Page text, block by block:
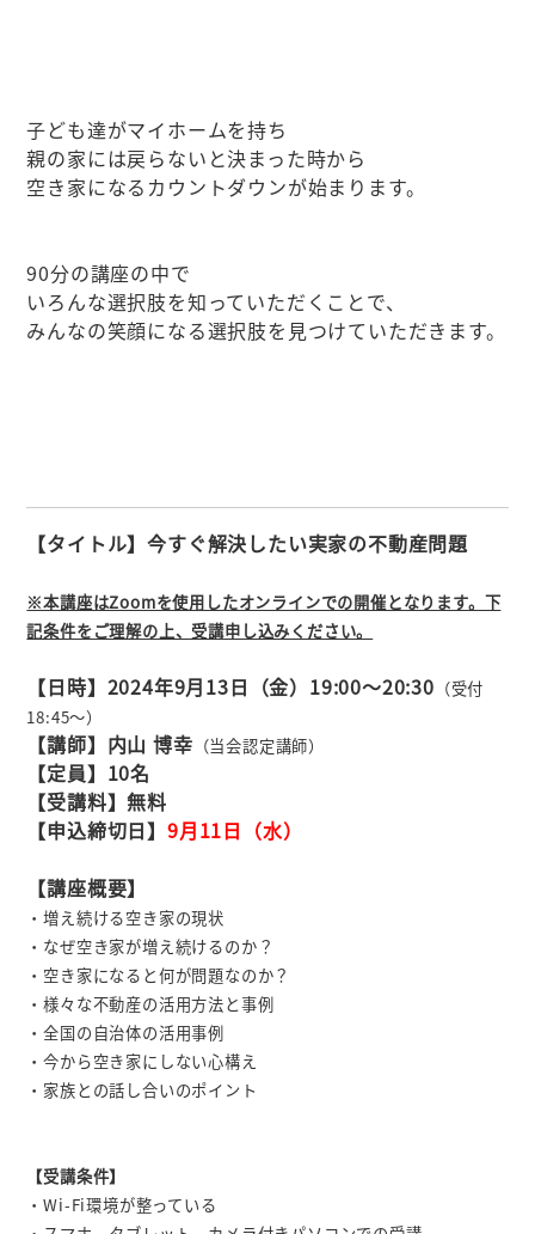
子ども達がマイホームを持ち
親の家には戻らないと決まった時から
空き家になるカウントダウンが始まります。
90分の講座の中で
いろんな選択肢を知っていただくことで、
みんなの笑顔になる選択肢を見つけていただきます。
【タイトル】今すぐ解決したい実家の不動産問題
※本講座はZoomを使用したオンラインでの開催となります。下
記条件をご理解の上、受講申し込みください。
【日時】2024年9月13日（金）19:00～20:30 （受付
18:45～）
【講師】内山 博幸 （当会認定講師）
【定員】10名
【受講料】無料
【申込締切日】9月11日（水）
【講座概要】
・増え続ける空き家の現状
・なぜ空き家が増え続けるのか？
・空き家になると何が問題なのか？
・様々な不動産の活用方法と事例
・全国の自治体の活用事例
・今から空き家にしない心構え
・家族との話し合いのポイント
【受講条件】
・Wi-Fi環境が整っている